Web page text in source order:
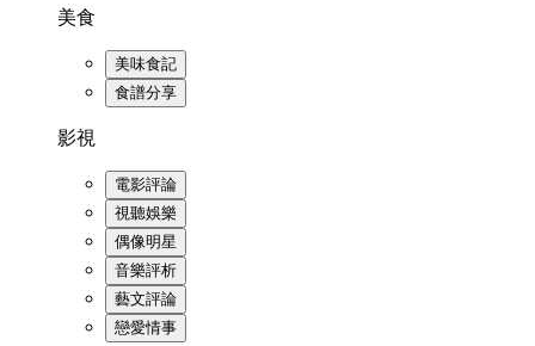
美食
美味食記
食譜分享
影視
電影評論
視聽娛樂
偶像明星
音樂評析
藝文評論
戀愛情事